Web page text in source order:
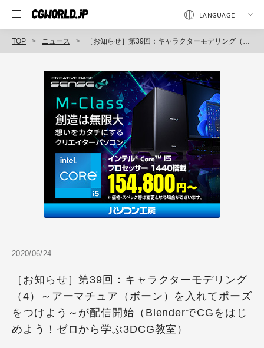
TOP ニュース ［お知らせ］第39回：キャラクターモデリング（4）～アーマチュア（ボーン）を入れてポーズをつけよう～が配信開始（BlenderでCGをはじめよう！ゼロから学ぶ3DCG教室）
2020/06/24
［お知らせ］第39回：キャラクターモデリング
（4）～アーマチュア（ボーン）を入れてポーズ
をつけよう～が配信開始（BlenderでCGをはじ
めよう！ゼロから学ぶ3DCG教室）